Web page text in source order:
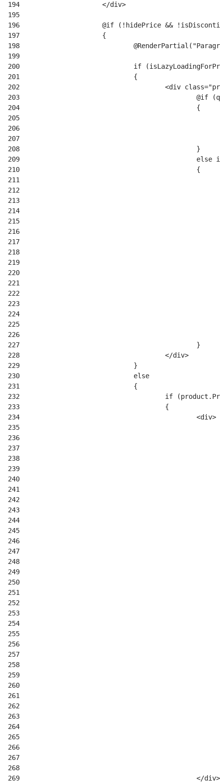
194
195
196
197
198
199
200
201
202
203
204
205
206
207
208
209
210
211
212
213
214
215
216
217
218
219
220
221
222
223
224
225
226
227
228
229
230
231
232
233
234
235
236
237
238
239
240
241
242
243
244
245
246
247
248
249
250
251
252
253
254
255
256
257
258
259
260
261
262
263
264
265
266
267
268
269